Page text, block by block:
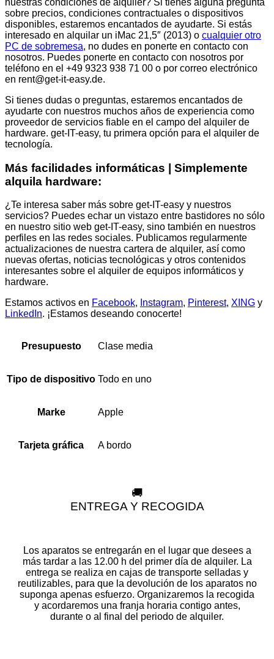
nuestras condiciones de alquiler? Si tienes alguna pregunta
sobre precios, condiciones contractuales o dispositivos
disponibles, estaremos encantados de ayudarte. Si estás
interesado en alquilar un iMac 21,5″ (2013) o cualquier otro
PC de sobremesa, no dudes en ponerte en contacto con
nosotros. Puedes ponerte en contacto con nosotros por
teléfono en el +49 9323 938 71 00 o por correo electrónico
en rent@get-it-easy.de.
Si tienes dudas o preguntas, estaremos encantados de
ayudarte con nuestros muchos años de experiencia como
proveedor de servicios fiable en el campo del alquiler de
hardware. get-IT-easy, tu primera opción para el alquiler de
tecnología.
Más facilidades informáticas | Simplemente
alquila hardware:
¿Te interesa saber más sobre get-IT-easy y nuestros
servicios? Puedes echar un vistazo entre bastidores no sólo
en nuestro sitio web get-IT-easy, sino también en nuestros
perfiles en las redes sociales. Publicamos regularmente
actualizaciones de nuestra cartera de alquiler, así como
nuevas ofertas, noticias tecnológicas y otros contenidos
interesantes sobre el alquiler de equipos informáticos y
hardware.
Estamos activos en Facebook, Instagram, Pinterest, XING y
LinkedIn. ¡Estamos deseando conocerte!
Presupuesto Clase media
Tipo de dispositivo Todo en uno
Marke Apple
Tarjeta gráfica A bordo
🚚
ENTREGA Y RECOGIDA
Los aparatos se entregarán en el lugar que desees a
más tardar a las 12.00 h del primer día de alquiler. La
entrega se realiza en cajas de transporte selladas y
reutilizables, para que la devolución de los aparatos no
suponga apenas esfuerzo. Organizaremos la recogida
y acordaremos una franja horaria contigo antes,
durante o al final del periodo de alquiler.